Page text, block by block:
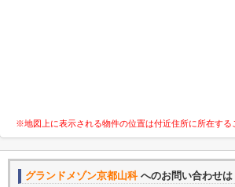
※地図上に表示される物件の位置は付近住所に所在する
グランドメゾン京都山科へのお問い合わせは